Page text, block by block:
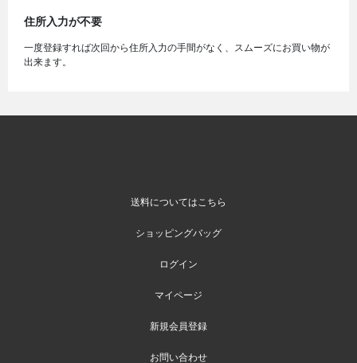
住所入力が不要
一度登録すれば次回から住所入力の手間がなく、スムーズにお買い物が
出来ます。
送料についてはこちら
ショッピングバッグ
ログイン
マイページ
新規会員登録
お問い合わせ